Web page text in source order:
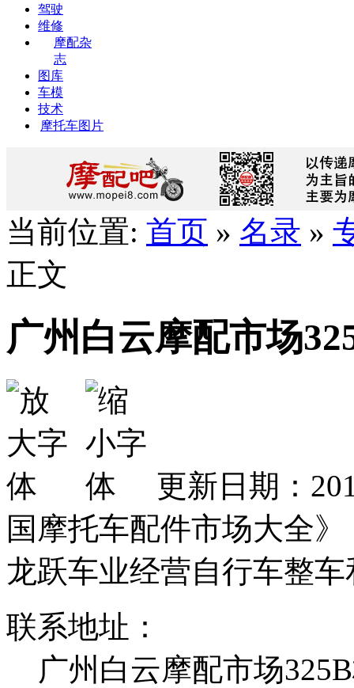
驾驶
维修
摩配杂
志
图库
车模
技术
摩托车图片
当前位置: 首页 » 名录 »
正文
广州白云摩配市场
更新日期：
国摩托车配件市场大全
龙跃车业经营自行车整
联系地址：
广州白云摩配市场